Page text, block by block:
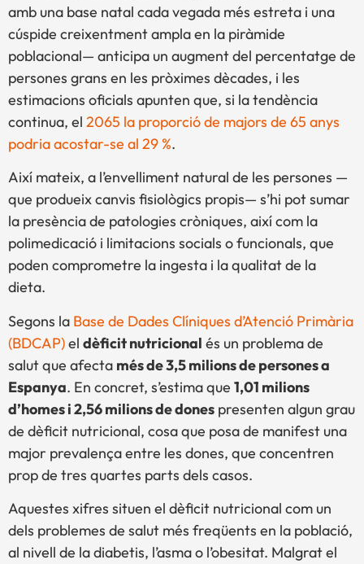
amb una base natal cada vegada més estreta i una
cúspide creixentment ampla en la piràmide
poblacional— anticipa un augment del percentatge de
persones grans en les pròximes dècades, i les
estimacions oficials apunten que, si la tendència
continua, el 2065 la proporció de majors de 65 anys
podria acostar-se al 29 %.
Així mateix, a l’envelliment natural de les persones —
que produeix canvis fisiològics propis— s’hi pot sumar
la presència de patologies cròniques, així com la
polimedicació i limitacions socials o funcionals, que
poden comprometre la ingesta i la qualitat de la
dieta.
Segons la Base de Dades Clíniques d’Atenció Primària
(BDCAP)el dèficit nutricional és un problema de
salut que afecta més de 3,5 milions de persones a
Espanya. En concret, s’estima que 1,01 milions
d’homes i 2,56 milions de dones presenten algun grau
de dèficit nutricional, cosa que posa de manifest una
major prevalença entre les dones, que concentren
prop de tres quartes parts dels casos.
Aquestes xifres situen el dèficit nutricional com un
dels problemes de salut més freqüents en la població,
al nivell de la diabetis, l’asma o l’obesitat. Malgrat el